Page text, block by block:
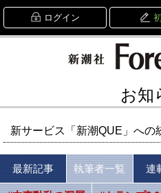
ログイン
お知
新サービス「新潮QUE」への
最新記事 執筆者一覧 連